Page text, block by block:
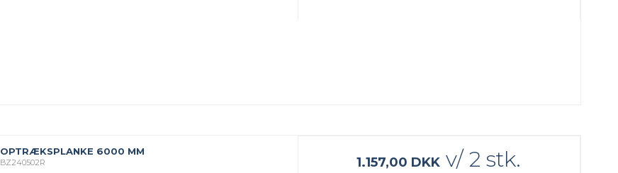
OPTRÆKSPLANKE 6000 MM
BZ240502R 1.157,00 DKK v/ 2 stk.